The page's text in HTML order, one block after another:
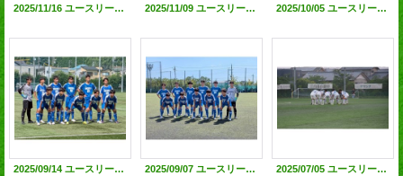
2025/11/16 ユースリーグ中部地区1部第14節 VS藤枝MYFC ●0-5 @いちまるG 2025/11/09 ユースリーグ中部地区1部第10節 VS城南静岡 〇5-1 @横井人工芝G 2025/10/05 ユースリーグ中部地区1部第13節 VS藤枝北 〇2-0@藤枝北高G
2025/09/14 ユースリーグ中部地区1部第12節 VS静岡東 ●1-2@静岡北G 2025/09/07 ユースリーグ中部地区1部第11節 VS島田 ●2-3@島田工G 2025/07/05 ユースリーグ中部地区1部第6節 VS静岡城北 ●1-3 @いちまるG